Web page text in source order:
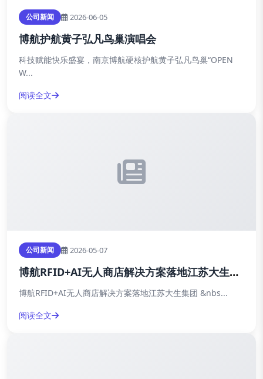
公司新闻 2026-06-05
博航护航黄子弘凡鸟巢演唱会
科技赋能快乐盛宴，南京博航硬核护航黄子弘凡鸟巢“OPEN
W...
阅读全文
公司新闻 2026-05-07
博航RFID+AI无人商店解决方案落地江苏大生集
团
博航RFID+AI无人商店解决方案落地江苏大生集团 &nbs...
阅读全文